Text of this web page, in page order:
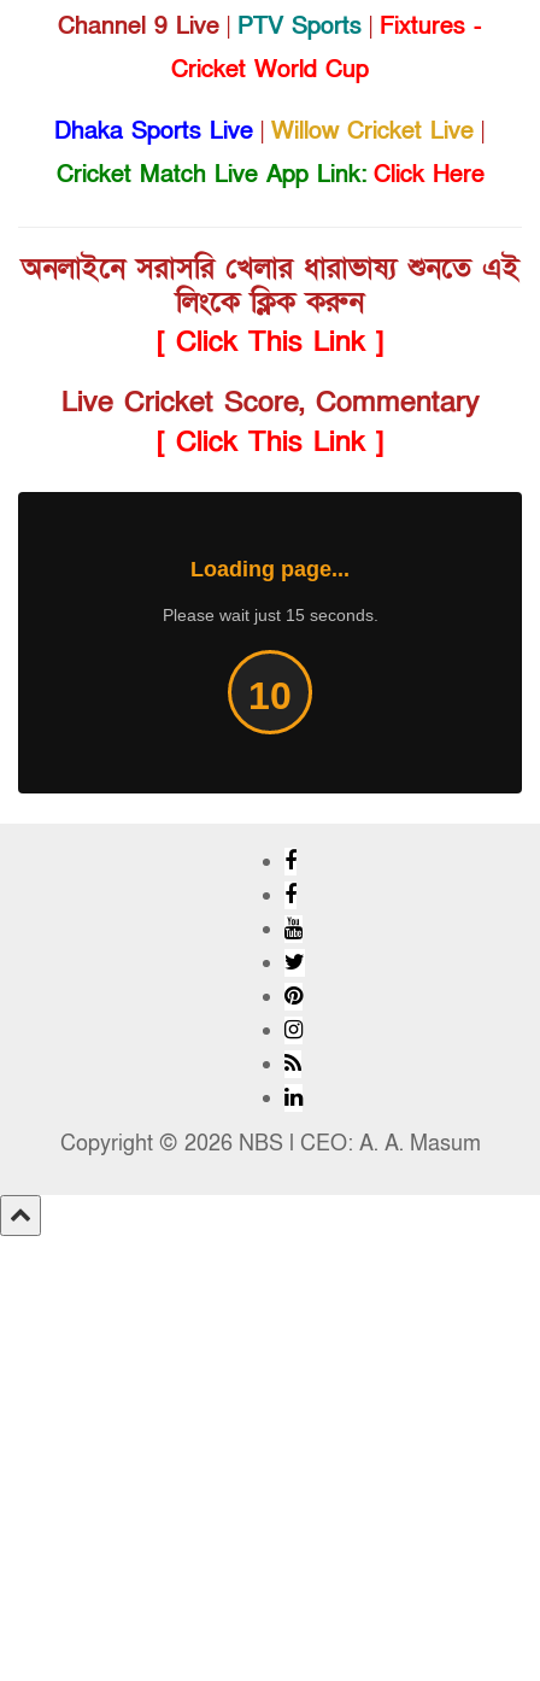
Channel 9 Live | PTV Sports | Fixtures -
Cricket World Cup
Dhaka Sports Live | Willow Cricket Live |
Cricket Match Live App Link: Click Here
অনলাইনে সরাসরি খেলার ধারাভাষ্য শুনতে এই
লিংকে ক্লিক করুন
[ Click This Link ]
Live Cricket Score, Commentary
[ Click This Link ]
Loading page...
Please wait just 15 seconds.
10
Copyright © 2026 NBS l CEO: A. A. Masum